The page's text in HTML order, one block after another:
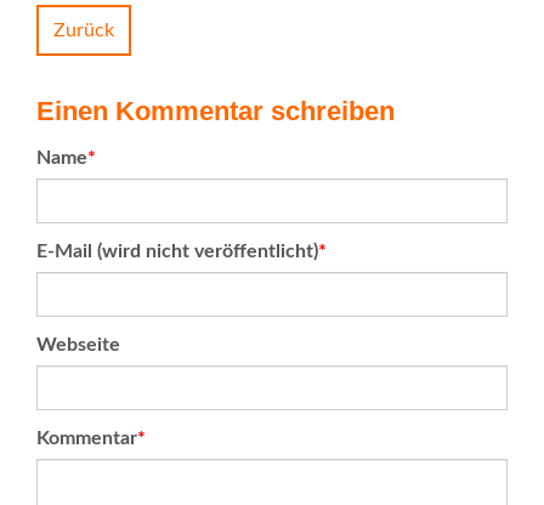
Zurück
Einen Kommentar schreiben
Pflichtfeld
Name*
Pflichtfeld
E-Mail (wird nicht veröffentlicht)*
Webseite
Pflichtfeld
Kommentar*